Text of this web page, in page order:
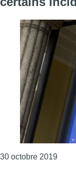
30 octobre 2019